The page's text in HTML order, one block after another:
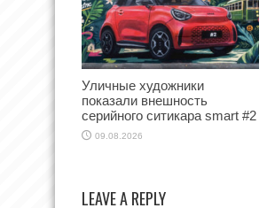
Уличные художники
показали внешность
серийного ситикара smart #2
09.08.2026
LEAVE A REPLY